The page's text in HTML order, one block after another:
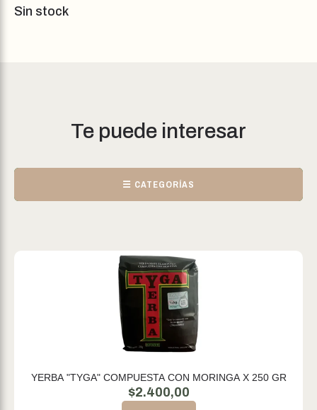
Sin stock
Te puede interesar
☰ CATEGORÍAS
YERBA "TYGA" COMPUESTA CON MORINGA X 250 GR
$2.400,00